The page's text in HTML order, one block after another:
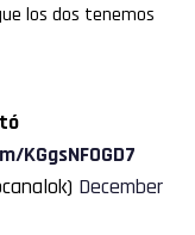
los dos tenemos
December